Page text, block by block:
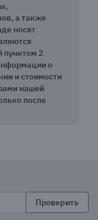
а также
носят
пунктом 2
о
и стоимости
нашей
после
Проверить